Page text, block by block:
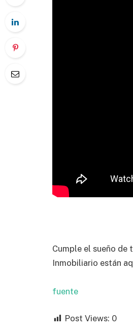
Cumple el sueño de
Inmobiliario están
fuente
Post Views: 0